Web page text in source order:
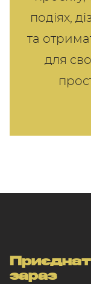
подіях,
та
для
зараз